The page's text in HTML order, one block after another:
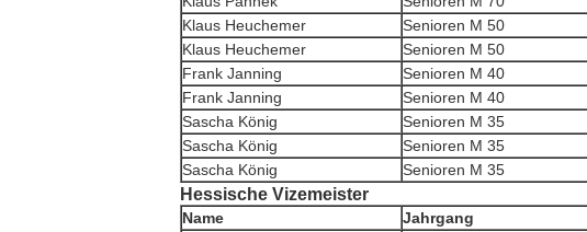
Klaus Heuchemer
Senioren M 50
Klaus Heuchemer
Senioren M 50
Frank Janning
Senioren M 40
Frank Janning
Senioren M 40
Sascha König
Senioren M 35
Sascha König
Senioren M 35
Sascha König
Senioren M 35
Hessische Vizemeister
Name Jahrgang